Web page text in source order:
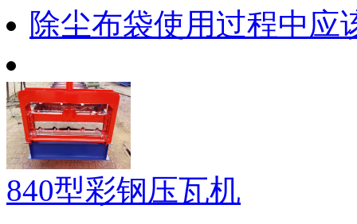
除尘布袋使用过程中应
840型彩钢压瓦机